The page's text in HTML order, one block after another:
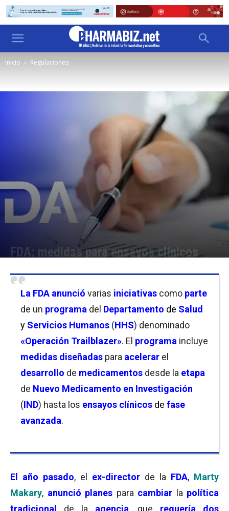
Inicio Regulaciones
FDA: medidas para ensayos clínicos
La FDA anunció varias iniciativas como parte
de un programa del Departamento de Salud
y Servicios Humanos (HHS) denominado
«Operación Trailblazer». El programa incluye
medidas diseñadas para acelerar el
desarrollo de medicamentos desde la etapa
de Nuevo Medicamento en Investigación
(IND) hasta los ensayos clínicos de fase
avanzada.
El año pasado, el ex-director de la FDA, Marty
Makary, anunció planes para cambiar la política
tradicional
de la agencia, que requería
dos